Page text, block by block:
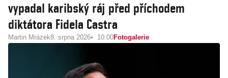
vypadal karibský ráj před příchodem
diktátora Fidela Castra
Martin Mrázek8. srpna 2026 10:00Fotogalerie